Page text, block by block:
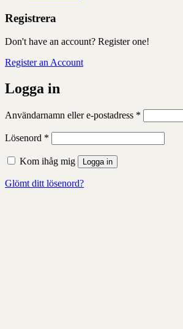
Registrera
Don't have an account? Register one!
Register an Account
Logga in
Användarnamn eller e-postadress *
Lösenord *
Kom ihåg mig Logga in
Glömt ditt lösenord?